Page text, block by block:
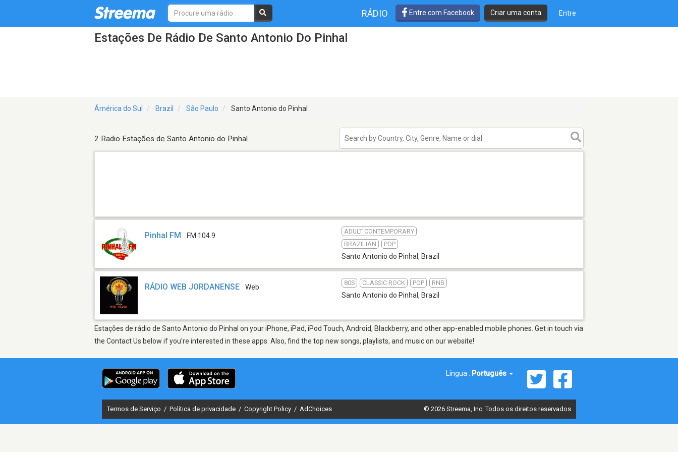
RÁDIO Entre com Facebook Criar uma conta Entre
Estações De Rádio De Santo Antonio Do Pinhal
Ámérica do Sul Brazil São Paulo Santo Antonio do Pinhal
2 Radio Estações de Santo Antonio do Pinhal
Pinhal FM FM 104.9
ADULT CONTEMPORARY
BRAZILIAN
POP
Santo Antonio do Pinhal , Brazil
RÁDIO WEB JORDANENSE Web
80S CLASSIC ROCK POP RNB
Santo Antonio do Pinhal , Brazil
Estações de rádio de Santo Antonio do Pinhal on your iPhone, iPad, iPod Touch, Android, Blackberry, and other app-enabled mobile phones. Get in touch via
the Contact Us below if you're interested in these apps. Also, find the top new songs, playlists, and music on our website!
Língua : Português
Termos de Serviço / Política de privacidade / Copyright Policy / AdChoices © 2026 Streema, Inc. Todos os direitos reservados